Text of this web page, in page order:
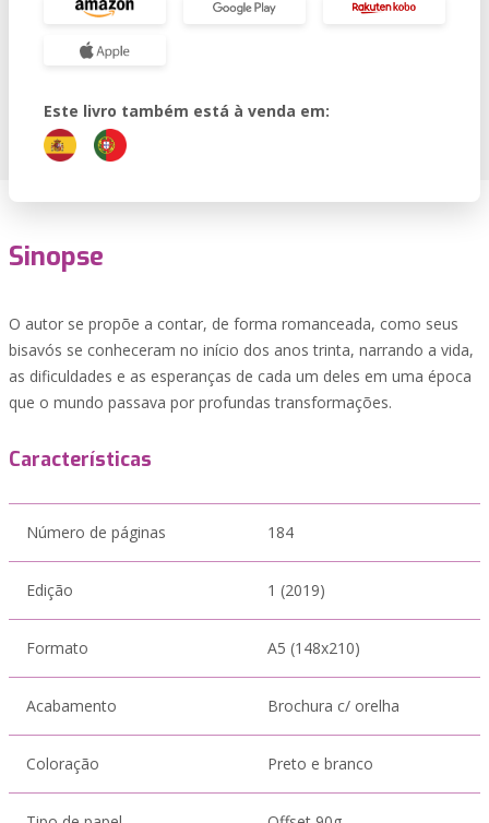
Este livro também está à venda em:
Sinopse
O autor se propõe a contar, de forma romanceada, como seus
bisavós se conheceram no início dos anos trinta, narrando a vida,
as dificuldades e as esperanças de cada um deles em uma época
que o mundo passava por profundas transformações.
Características
Número de páginas 184
Edição 1 (2019)
Formato A5 (148x210)
Acabamento Brochura c/ orelha
Coloração Preto e branco